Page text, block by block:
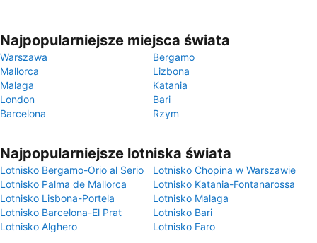
Najpopularniejsze miejsca świata
Warszawa
Bergamo
Mallorca
Lizbona
Malaga
Katania
London
Bari
Barcelona
Rzym
Najpopularniejsze lotniska świata
Lotnisko Bergamo-Orio al Serio
Lotnisko Chopina w Warszawie
Lotnisko Palma de Mallorca
Lotnisko Katania-Fontanarossa
Lotnisko Lisbona-Portela
Lotnisko Malaga
Lotnisko Barcelona-El Prat
Lotnisko Bari
Lotnisko Alghero
Lotnisko Faro